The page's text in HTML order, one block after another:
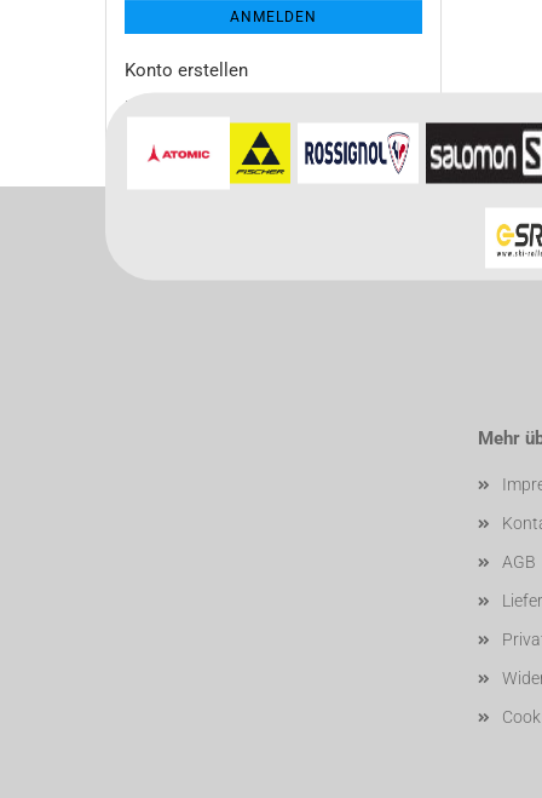
ANMELDEN
Konto erstellen
Passwort vergessen?
Mehr
AGB